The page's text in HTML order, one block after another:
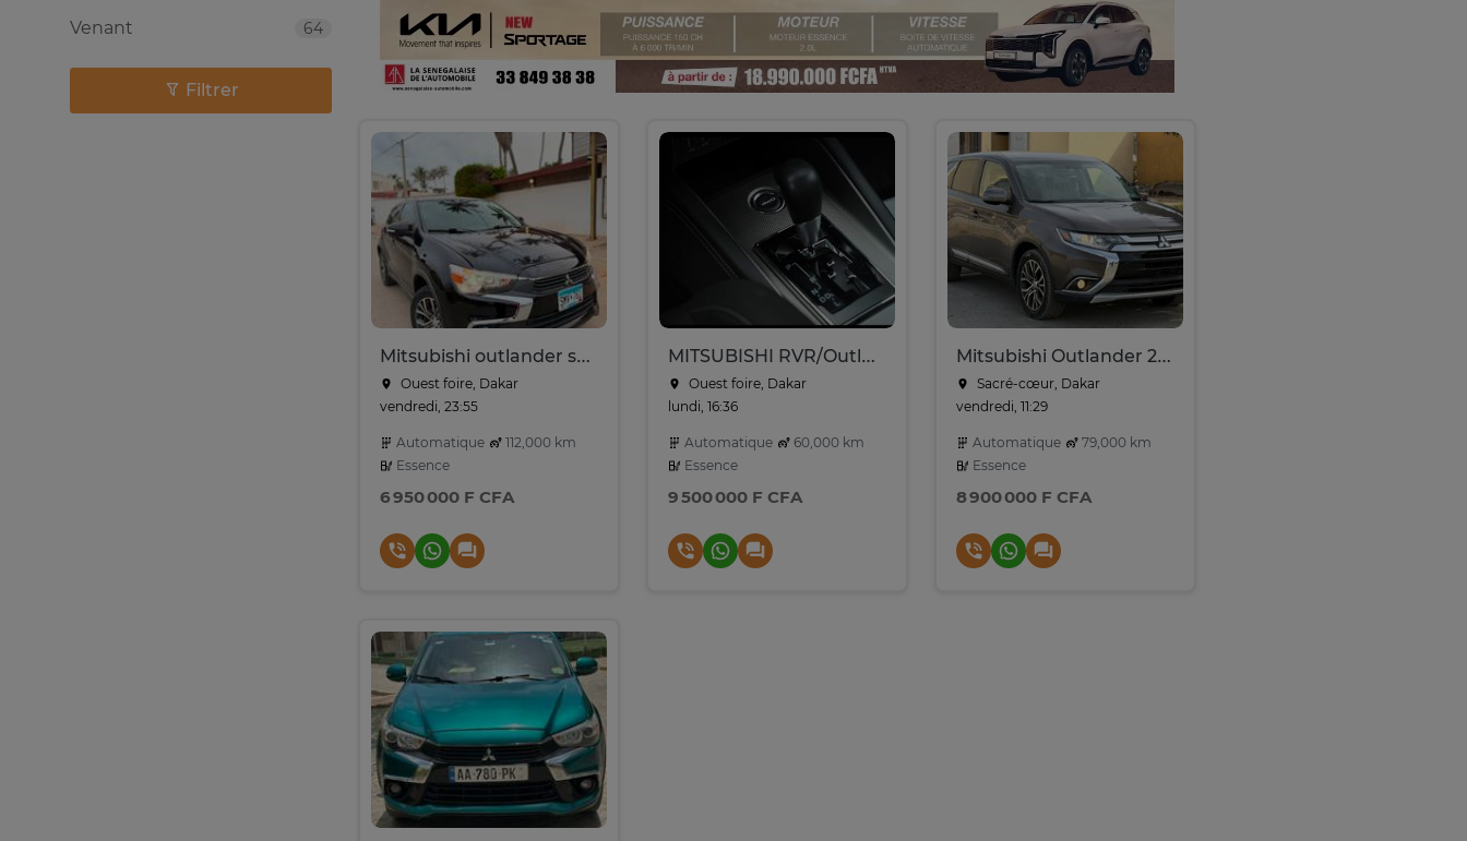
Mitsubishi outlander sport Année 2017
Ouest foire, Dakar
vendredi, 23:55
Automatique
112,000 km
Essence
6 950 000 F CFA
MITSUBISHI RVR/Outlander Année : 2021
Ouest foire, Dakar
lundi, 16:36
Automatique
60,000 km
Essence
9 500 000 F CFA
Mitsubishi Outlander 2016 - 7 Places
Sacré-cœur, Dakar
vendredi, 11:29
Automatique
79,000 km
Essence
8 900 000 F CFA
64
Venant
Filtrer